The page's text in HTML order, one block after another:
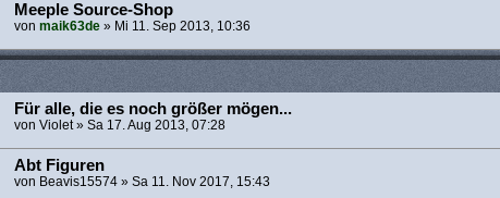
Meeple Source-Shop
von maik63de» Mi 11. Sep 2013, 10:36
Für alle, die es noch größer mögen...
von Violet» Sa 17. Aug 2013, 07:28
Abt Figuren
von Beavis15574» Sa 11. Nov 2017, 15:43